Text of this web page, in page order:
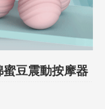
豆震動按摩器